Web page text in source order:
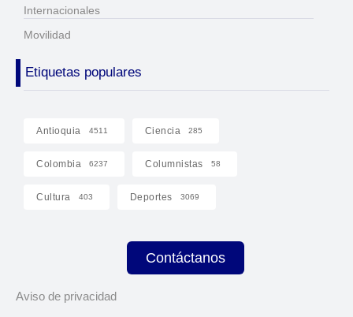
Internacionales
Movilidad
Etiquetas populares
Antioquia 4511 Ciencia 285
Colombia 6237 Columnistas 58
Cultura 403 Deportes 3069
Contáctanos
Aviso de privacidad